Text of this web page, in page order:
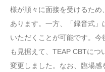
様が順々に面接を受けるた
あります。一方、「録音式
いただくことが可能です。今
も見据えて、TEAP CBTに
変更しました。なお、臨場